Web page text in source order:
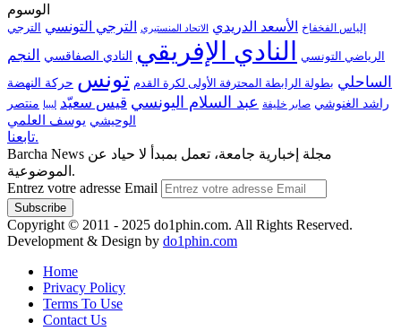
الوسوم
إلياس الفخفاخ الأسعد الدريدي الاتحاد المنستيري الترجي التونسي الترجي
الرياضي التونسي النادي الإفريقي النادي الصفاقسي
النجم
الساحلي بطولة الرابطة المحترفة الأولى لكرة القدم تونس حركة النهضة
راشد الغنوشي صابر خليفة عبد السلام اليونسي قيس سعيّد ليبيا
منتصر
الوحيشي يوسف العلمي
تابعنا.
Barcha News مجلة إخبارية جامعة، تعمل بمبدأ لا حياد عن
الموضوعية.
Entrez votre adresse Email
Copyright © 2011 - 2025 do1phin.com. All Rights Reserved.
Development & Design by do1phin.com
Home
Privacy Policy
Terms To Use
Contact Us